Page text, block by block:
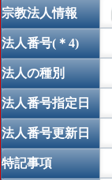
宗教法人情報
法人番号(＊4)
法人の種別
法人番号指定日
法人番号更新日
特記事項